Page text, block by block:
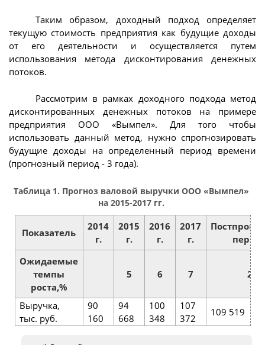
Таким образом, доходный подход определяет
текущую стоимость предприятия как будущие доходы
от его деятельности и осуществляется путем
использования метода дисконтирования денежных
потоков.
Рассмотрим в рамках доходного подхода метод
дисконтированных денежных потоков на примере
предприятия ООО «Вымпел». Для того чтобы
использовать данный метод, нужно спрогнозировать
будущие доходы на определенный период времени
(прогнозный период - 3 года).
Таблица 1. Прогноз валовой выручки ООО «Вымпел»
на 2015-2017 гг.
Показатель
2014
г.
2015
г.
2016
г.
2017
г.
Ожидаемые
темпы
роста,%
5 6 7 2
Выручка,
тыс. руб.
90
160
94
668
100
348
107
372
109 519